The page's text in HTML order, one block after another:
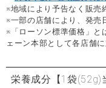
※地域により予告なく販売
※一部の店舗により、発売
※「ローソン標準価格」と
ェーン本部として各店舗
栄養成分 【1袋(52g)